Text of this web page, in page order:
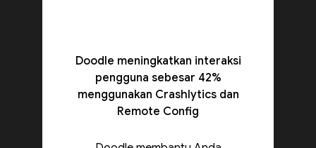
Doodle meningkatkan interaksi
pengguna sebesar 42%
menggunakan Crashlytics dan
Remote Config